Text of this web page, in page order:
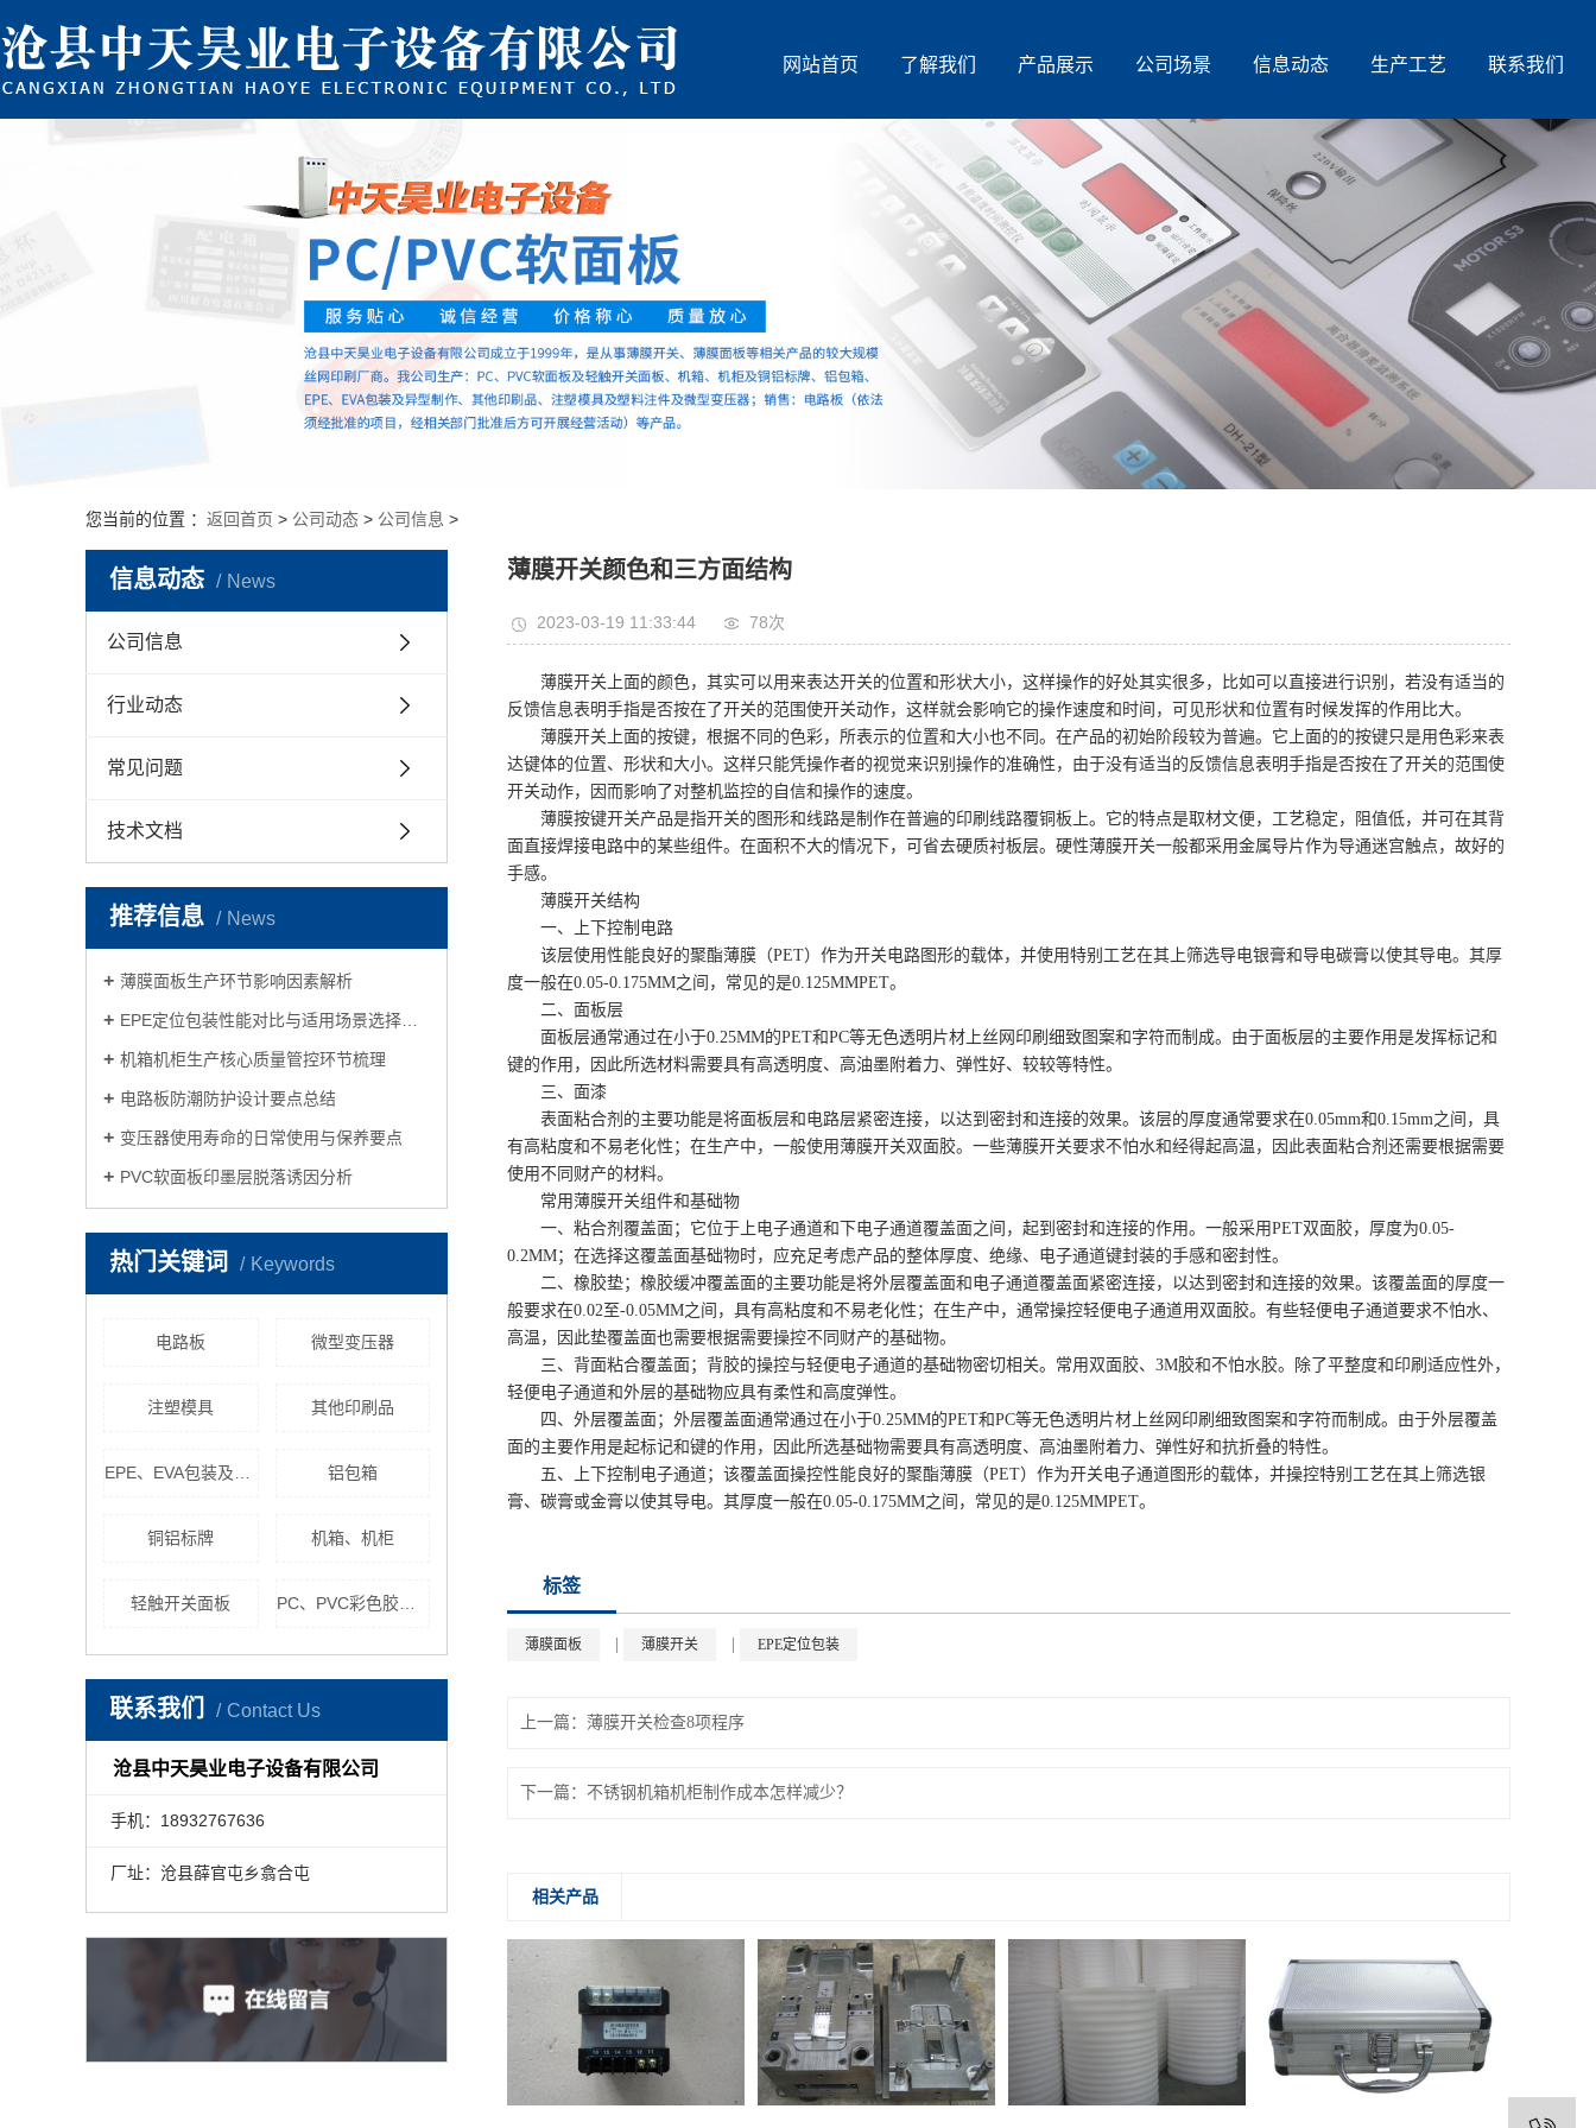
网站首页 了解我们 产品展示 公司场景 信息动态 生产工艺 联系我们
您当前的位置 ： 返回首页 > 公司动态 > 公司信息 >
信息动态 News
公司信息
行业动态
常见问题
技术文档
推荐信息 News
薄膜面板生产环节影响因素解析
EPE定位包装性能对比与适用场景选择指南
机箱机柜生产核心质量管控环节梳理
电路板防潮防护设计要点总结
变压器使用寿命的日常使用与保养要点
PVC软面板印墨层脱落诱因分析
热门关键词 Keywords
电路板 微型变压器
注塑模具 其他印刷品
铝包箱
铜铝标牌 机箱、机柜
轻触开关面板 PC、PVC彩色胶印面板
联系我们 Contact Us
沧县中天昊业电子设备有限公司
手机：18932767636
厂址：沧县薛官屯乡翕合屯
薄膜开关颜色和三方面结构
2023-03-19 11:33:44 78次
薄膜开关上面的颜色，其实可以用来表达开关的位置和形状大小，这样操作的好处其实很多，比如可以直接进行识别，若没有适当的
反馈信息表明手指是否按在了开关的范围使开关动作，这样就会影响它的操作速度和时间，可见形状和位置有时候发挥的作用比大。
薄膜开关上面的按键，根据不同的色彩，所表示的位置和大小也不同。在产品的初始阶段较为普遍。它上面的的按键只是用色彩来表
达键体的位置、形状和大小。这样只能凭操作者的视觉来识别操作的准确性，由于没有适当的反馈信息表明手指是否按在了开关的范围使
开关动作，因而影响了对整机监控的自信和操作的速度。
薄膜按键开关产品是指开关的图形和线路是制作在普遍的印刷线路覆铜板上。它的特点是取材文便，工艺稳定，阻值低，并可在其背
面直接焊接电路中的某些组件。在面积不大的情况下，可省去硬质衬板层。硬性薄膜开关一般都采用金属导片作为导通迷宫触点，故好的
手感。
薄膜开关结构
一、上下控制电路
该层使用性能良好的聚酯薄膜（PET）作为开关电路图形的载体，并使用特别工艺在其上筛选导电银膏和导电碳膏以使其导电。其厚
度一般在0.05-0.175MM之间，常见的是0.125MMPET。
二、面板层
面板层通常通过在小于0.25MM的PET和PC等无色透明片材上丝网印刷细致图案和字符而制成。由于面板层的主要作用是发挥标记和
键的作用，因此所选材料需要具有高透明度、高油墨附着力、弹性好、较较等特性。
三、面漆
表面粘合剂的主要功能是将面板层和电路层紧密连接，以达到密封和连接的效果。该层的厚度通常要求在0.05mm和0.15mm之间，具
有高粘度和不易老化性；在生产中，一般使用薄膜开关双面胶。一些薄膜开关要求不怕水和经得起高温，因此表面粘合剂还需要根据需要
使用不同财产的材料。
常用薄膜开关组件和基础物
一、粘合剂覆盖面；它位于上电子通道和下电子通道覆盖面之间，起到密封和连接的作用。一般采用PET双面胶，厚度为0.05-
0.2MM；在选择这覆盖面基础物时，应充足考虑产品的整体厚度、绝缘、电子通道键封装的手感和密封性。
二、橡胶垫；橡胶缓冲覆盖面的主要功能是将外层覆盖面和电子通道覆盖面紧密连接，以达到密封和连接的效果。该覆盖面的厚度一
般要求在0.02至-0.05MM之间，具有高粘度和不易老化性；在生产中，通常操控轻便电子通道用双面胶。有些轻便电子通道要求不怕水、
高温，因此垫覆盖面也需要根据需要操控不同财产的基础物。
三、背面粘合覆盖面；背胶的操控与轻便电子通道的基础物密切相关。常用双面胶、3M胶和不怕水胶。除了平整度和印刷适应性外，
轻便电子通道和外层的基础物应具有柔性和高度弹性。
四、外层覆盖面；外层覆盖面通常通过在小于0.25MM的PET和PC等无色透明片材上丝网印刷细致图案和字符而制成。由于外层覆盖
面的主要作用是起标记和键的作用，因此所选基础物需要具有高透明度、高油墨附着力、弹性好和抗折叠的特性。
五、上下控制电子通道；该覆盖面操控性能良好的聚酯薄膜（PET）作为开关电子通道图形的载体，并操控特别工艺在其上筛选银
膏、碳膏或金膏以使其导电。其厚度一般在0.05-0.175MM之间，常见的是0.125MMPET。
标签
薄膜面板 薄膜开关 EPE定位包装
上一篇： 薄膜开关检查8项程序
下一篇： 不锈钢机箱机柜制作成本怎样减少？
相关产品